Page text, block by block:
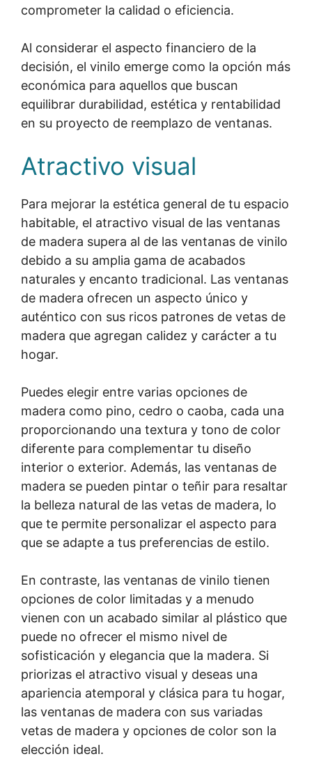
comprometer la calidad o eficiencia.
Al considerar el aspecto financiero de la
decisión, el vinilo emerge como la opción más
económica para aquellos que buscan
equilibrar durabilidad, estética y rentabilidad
en su proyecto de reemplazo de ventanas.
Atractivo visual
Para mejorar la estética general de tu espacio
habitable, el atractivo visual de las ventanas
de madera supera al de las ventanas de vinilo
debido a su amplia gama de acabados
naturales y encanto tradicional. Las ventanas
de madera ofrecen un aspecto único y
auténtico con sus ricos patrones de vetas de
madera que agregan calidez y carácter a tu
hogar.
Puedes elegir entre varias opciones de
madera como pino, cedro o caoba, cada una
proporcionando una textura y tono de color
diferente para complementar tu diseño
interior o exterior. Además, las ventanas de
madera se pueden pintar o teñir para resaltar
la belleza natural de las vetas de madera, lo
que te permite personalizar el aspecto para
que se adapte a tus preferencias de estilo.
En contraste, las ventanas de vinilo tienen
opciones de color limitadas y a menudo
vienen con un acabado similar al plástico que
puede no ofrecer el mismo nivel de
sofisticación y elegancia que la madera. Si
priorizas el atractivo visual y deseas una
apariencia atemporal y clásica para tu hogar,
las ventanas de madera con sus variadas
vetas de madera y opciones de color son la
elección ideal.